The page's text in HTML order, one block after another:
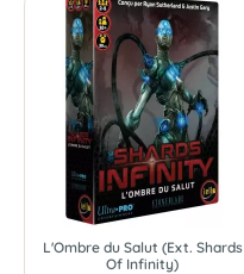
L'Ombre du Salut (Ext. Shards
Of Infinity)